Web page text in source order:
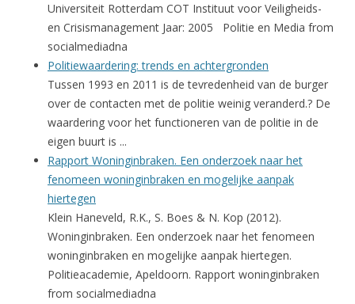
Universiteit Rotterdam COT Instituut voor Veiligheids-
en Crisismanagement Jaar: 2005 Politie en Media from
socialmediadna
Politiewaardering: trends en achtergronden
Tussen 1993 en 2011 is de tevredenheid van de burger
over de contacten met de politie weinig veranderd.? De
waardering voor het functioneren van de politie in de
eigen buurt is ...
Rapport Woninginbraken. Een onderzoek naar het
fenomeen woninginbraken en mogelijke aanpak
hiertegen
Klein Haneveld, R.K., S. Boes & N. Kop (2012).
Woninginbraken. Een onderzoek naar het fenomeen
woninginbraken en mogelijke aanpak hiertegen.
Politieacademie, Apeldoorn. Rapport woninginbraken
from socialmediadna